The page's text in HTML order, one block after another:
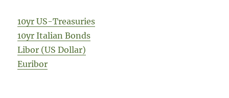
10yr US-Treasuries
10yr Italian Bonds
Libor (US Dollar)
Euribor